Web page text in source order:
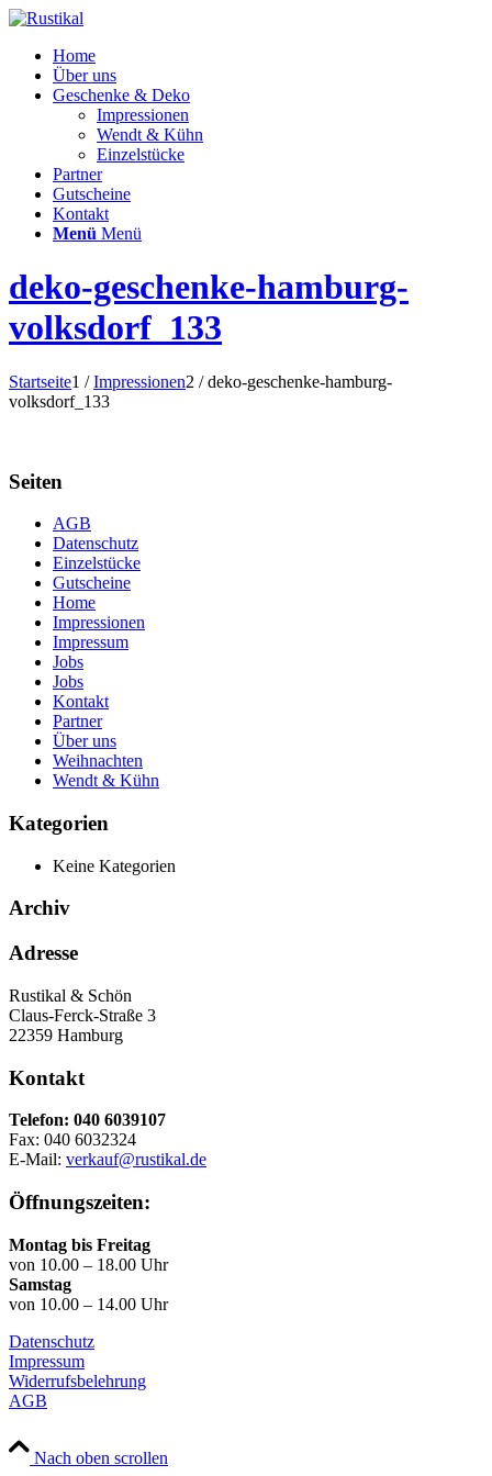
Home
Über uns
Geschenke & Deko
Impressionen
Wendt & Kühn
Einzelstücke
Partner
Gutscheine
Kontakt
Menü Menü
deko-geschenke-hamburg-
volksdorf_133
Startseite1 / Impressionen2 / deko-geschenke-hamburg-
volksdorf_133
Seiten
AGB
Datenschutz
Einzelstücke
Gutscheine
Home
Impressionen
Impressum
Jobs
Jobs
Kontakt
Partner
Über uns
Weihnachten
Wendt & Kühn
Kategorien
Keine Kategorien
Archiv
Adresse
Rustikal & Schön
Claus-Ferck-Straße 3
22359 Hamburg
Kontakt
Telefon: 040 6039107
Fax: 040 6032324
E-Mail: verkauf@rustikal.de
Öffnungszeiten:
Montag bis Freitag
von 10.00 – 18.00 Uhr
Samstag
von 10.00 – 14.00 Uhr
Datenschutz
Impressum
Widerrufsbelehrung
AGB
Nach oben scrollen